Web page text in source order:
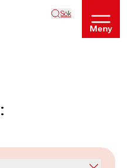
Sök
Meny